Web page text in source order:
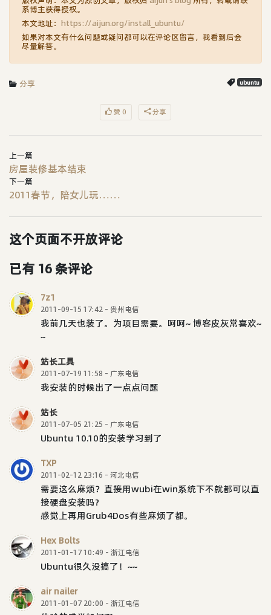
系博主获得授权。
本文地址： https://aijun.org/install_ubuntu/
如果对本文有什么问题或疑问都可以在评论区留言，我看到后会
尽量解答。
分享 ubuntu
赞 0 分享
上一篇
房屋装修基本结束
下一篇
2011春节，陪女儿玩……
这个页面不开放评论
已有 16 条评论
7z1
2011-09-15 17:42 - 贵州电信
我前几天也装了。为项目需要。呵呵~ 博客皮灰常喜欢~
~
站长工具
2011-07-19 11:58 - 广东电信
我安装的时候出了一点点问题
站长
2011-07-05 21:25 - 广东电信
Ubuntu 10.10的安装学习到了
TXP
2011-02-12 23:16 - 河北电信
需要这么麻烦？直接用wubi在win系统下不就都可以直
接硬盘安装吗?
感觉上再用Grub4Dos有些麻烦了都。
Hex Bolts
2011-01-17 10:49 - 浙江电信
Ubuntu很久没搞了！~~
air nailer
2011-01-07 20:00 - 浙江电信